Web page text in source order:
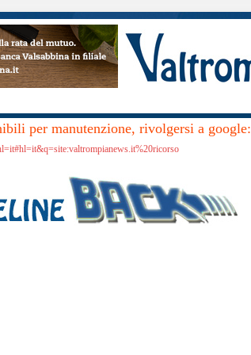
per manutenzione, rivolgersi a google: